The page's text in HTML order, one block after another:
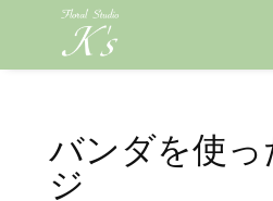
バンダを使っ
ジ